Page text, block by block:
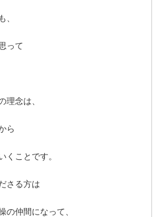
、
って
理念は、
ら
くことです。
さる方は
の仲間になって、